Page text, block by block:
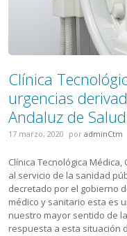
Clínica
urgencias
Andaluz de Salud
17 marzo, 2020 por adminCtm
Clínica Tecnológica
al servicio de la sanidad
decretado por el gobierno
médico y sanitario esta es
nuestro mayor sentido de
respuesta a esta situación